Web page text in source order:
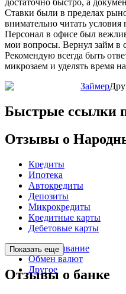
Ставки были в пределах
внимательно читать условия
Персонал в офисе был
мои вопросы. Вернул займ в
Рекомендую всегда быть
микрозаем и уделять время
Займер
Быстрые ссылки
Отзывы о
Кредиты
Ипотека
Автокредиты
Депозиты
Микрокредиты
Кредитные карты
Дебетовые карты
Обслуживание
Обмен валют
Другое
Показать еще
Отзывы о банке